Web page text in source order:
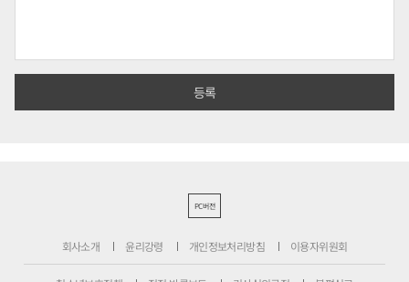
PC버전
회사소개 윤리강령 개인정보처리방침 이용자위원회